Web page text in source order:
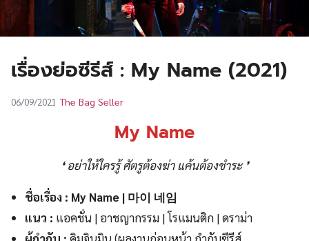
เรื่องย่อซีรีส์ : My Name (2021)
06/09/2021 The Bag Seller
My Name
❛ อย่าให้ใครรู้ ศัตรูต้องฆ่า แค้นต้องชำระ ❜
ชื่อเรื่อง : My Name | 마이 네임
แนว : แอคชั่น | อาชญากรรม | โรแมนติก | ดราม่า